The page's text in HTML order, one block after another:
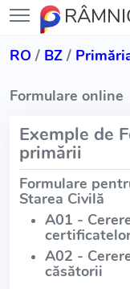
RO / BZ /
Formulare online
Exemple de
primării
Formulare
Starea Civilă
A01 -
A02 -
căsătorii